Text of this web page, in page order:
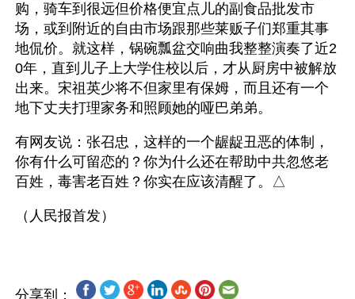
购，骑车到很远但价格便宜点儿的副食品批发市
场，或到附近的自由市场跟那些莱贩子们郑重其事
地侃价。就这样，锅碗瓢盆交响曲我整整演奏了近2
0年，直到儿子上大学住校以后，才从厨房中被解放
出来。宋祖英少将不但家里有保姆，而且还有一个
地下丈夫打理家务和照顾她的哑巴弟弟。
有网友说：张召忠，这样的一个龌龊丑恶的体制，
你有什么可留恋的？你为什么还在帮助中共忽悠老
百姓，毒害老百姓？你实在应该清醒了。△
分享到：